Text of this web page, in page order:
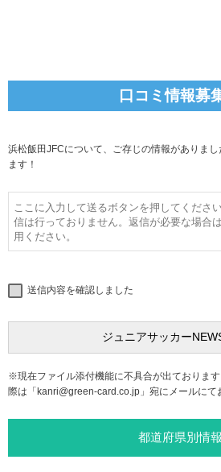
口コミ情報募
浜松飯田JFCについて、ご存じの情報がありま
ます！
送信内容を確認しました
※現在ファイル添付機能に不具合が出ておりま
際は「kanri@green-card.co.jp 」宛にメールにて
都道府県別情報